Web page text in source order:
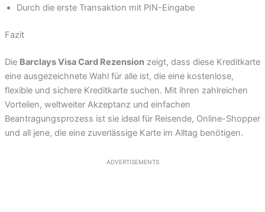
Durch die erste Transaktion mit PIN-Eingabe
Fazit
Die Barclays Visa Card Rezensionzeigt, dass diese Kreditkarte
eine ausgezeichnete Wahl für alle ist, die eine kostenlose,
flexible und sichere Kreditkarte suchen. Mit ihren zahlreichen
Vorteilen, weltweiter Akzeptanz und einfachen
Beantragungsprozess ist sie ideal für Reisende, Online-Shopper
und all jene, die eine zuverlässige Karte im Alltag benötigen.
ADVERTISEMENTS